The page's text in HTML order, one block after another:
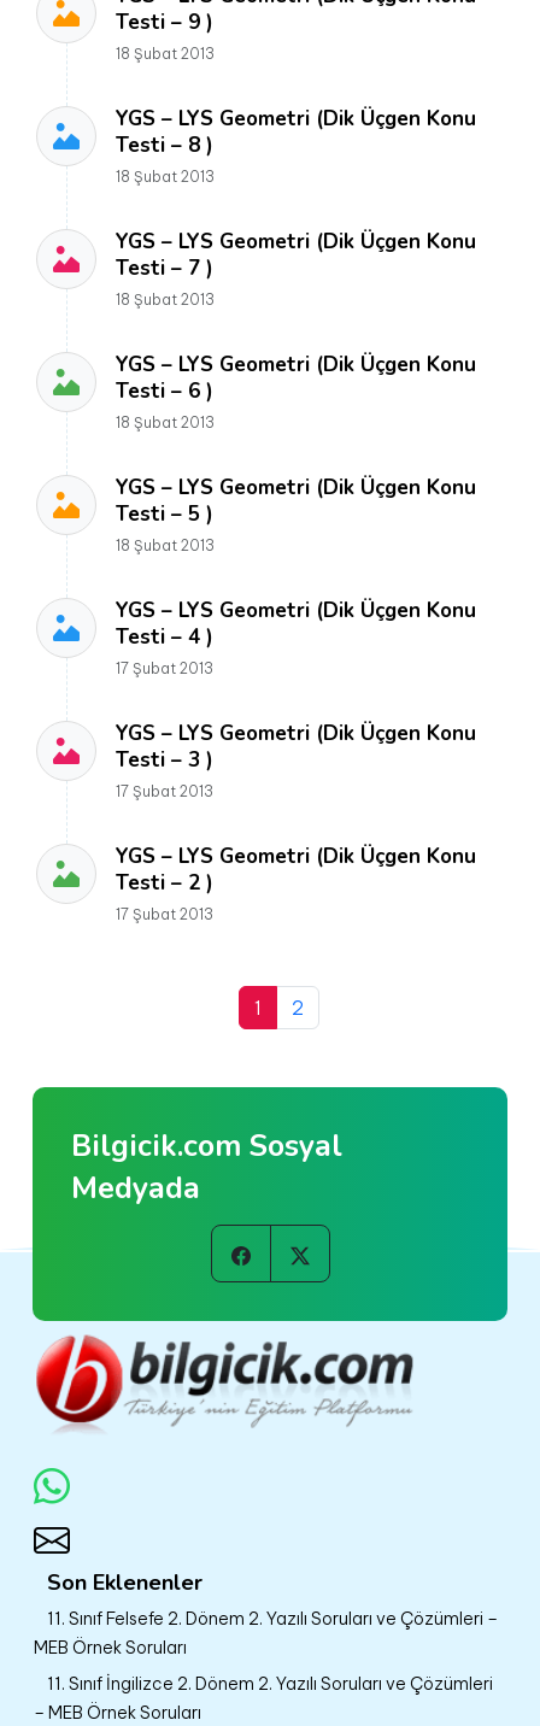
Testi – 9 )
18 Şubat 2013
YGS – LYS Geometri (Dik Üçgen Konu
Testi – 8 )
18 Şubat 2013
YGS – LYS Geometri (Dik Üçgen Konu
Testi – 7 )
18 Şubat 2013
YGS – LYS Geometri (Dik Üçgen Konu
Testi – 6 )
18 Şubat 2013
YGS – LYS Geometri (Dik Üçgen Konu
Testi – 5 )
18 Şubat 2013
YGS – LYS Geometri (Dik Üçgen Konu
Testi – 4 )
17 Şubat 2013
YGS – LYS Geometri (Dik Üçgen Konu
Testi – 3 )
17 Şubat 2013
YGS – LYS Geometri (Dik Üçgen Konu
Testi – 2 )
17 Şubat 2013
1 2
Bilgicik.com Sosyal
Medyada
Son Eklenenler
11. Sınıf Felsefe 2. Dönem 2. Yazılı Soruları ve Çözümleri –
MEB Örnek Soruları
11. Sınıf İngilizce 2. Dönem 2. Yazılı Soruları ve Çözümleri
– MEB Örnek Soruları